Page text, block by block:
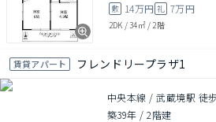
敷 14万円 礼 7万円
2DK /34㎡/ 2階
賃貸アパート フレンドリープラザ1
中央本線 / 武蔵境駅 徒
築39年 /2階建